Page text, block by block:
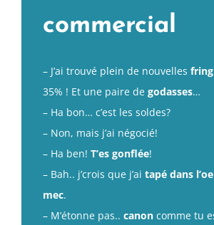
commercial
– J’ai trouvé plein de nouvelles
35% ! Et une paire de godasses…
– Ha bon… c’est les soldes?
– Non, mais j’ai négocié!
– Ha ben! T’es gonflée!
– Bah.. j’crois que j’ai tapé dans
mec.
– M’étonne pas.. canoncomme tu